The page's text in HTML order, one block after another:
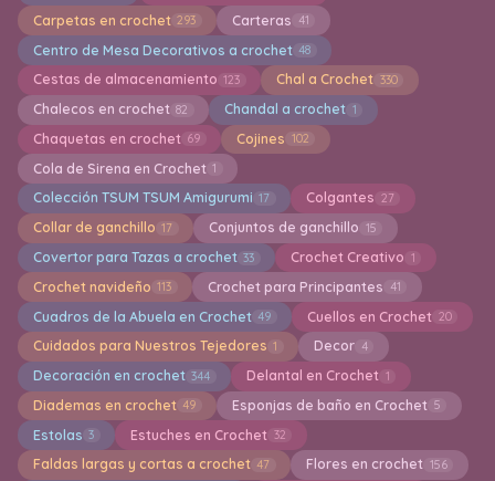
Carpetas en crochet 293 Carteras 41
Centro de Mesa Decorativos a crochet 48
Cestas de almacenamiento 123 Chal a Crochet 330
Chalecos en crochet 82 Chandal a crochet 1
Chaquetas en crochet 69 Cojines 102
Cola de Sirena en Crochet 1
Colección TSUM TSUM Amigurumi 17 Colgantes 27
Collar de ganchillo 17 Conjuntos de ganchillo 15
Covertor para Tazas a crochet 33 Crochet Creativo 1
Crochet navideño 113 Crochet para Principantes 41
Cuadros de la Abuela en Crochet 49 Cuellos en Crochet 20
Cuidados para Nuestros Tejedores 1 Decor 4
Decoración en crochet 344 Delantal en Crochet 1
Diademas en crochet 49 Esponjas de baño en Crochet 5
Estolas 3 Estuches en Crochet 32
Faldas largas y cortas a crochet 47 Flores en crochet 156